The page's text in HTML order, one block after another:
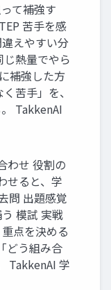
て補強す
苦手を感
えやすい分
熱量でやら
補強した方
苦手」を、
TakkenAI
わせ 役割の
せると、学
問 出題感覚
模試 実戦
点を決める
どう組み合
TakkenAI 学